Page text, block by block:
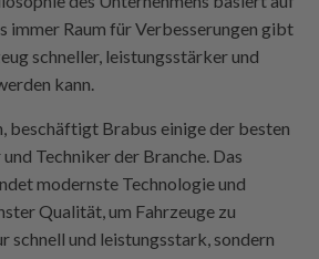
immer Raum für Verbesserungen gibt
schneller, leistungsstärker und
kann.
beschäftigt Brabus einige der besten
Techniker der Branche. Das
modernste Technologie und
Qualität, um Fahrzeuge zu
schnell und leistungsstark, sondern